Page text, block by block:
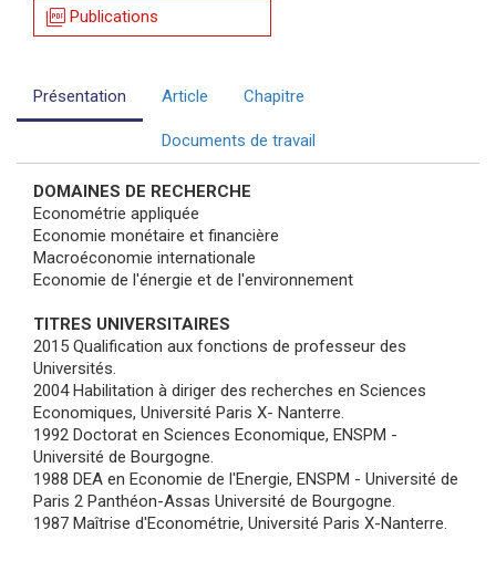
picture_as_pdf Publications
Présentation Article Chapitre
Documents de travail
DOMAINES DE RECHERCHE
Econométrie appliquée
Economie monétaire et financière
Macroéconomie internationale
Economie de l'énergie et de l'environnement
TITRES UNIVERSITAIRES
2015 Qualification aux fonctions de professeur des
Universités.
2004 Habilitation à diriger des recherches en Sciences
Economiques, Université Paris X- Nanterre.
1992 Doctorat en Sciences Economique, ENSPM -
Université de Bourgogne.
1988 DEA en Economie de l'Energie, ENSPM - Université de
Paris 2 Panthéon-Assas Université de Bourgogne.
1987 Maîtrise d'Econométrie, Université Paris X-Nanterre.